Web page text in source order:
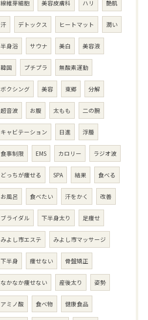
線維芽細胞 美容皮膚科 ハリ 艶肌
汗 デトックス ヒートマット 潤い
半身浴 サウナ 美白 美容液
韓国 プチプラ 無酸素運動
ボクシング 美容 東郷 分解
超音波 お腹 太もも 二の腕
キャビテーション 日進 浮腫
食事制限 EMS カロリー ラジオ波
どっちが痩せる SPA 結果 食べる
お風呂 食べたい 汗をかく 改善
ブライダル 下半身太り 足痩せ
みよし市エステ みよし市マッサージ
下半身 痩せない 骨盤矯正
なかなか痩せない 産後太り 姿勢
アミノ酸 食べ物 健康食品